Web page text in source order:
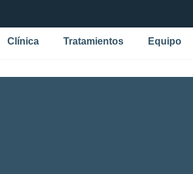
Clínica Tratamientos Equipo